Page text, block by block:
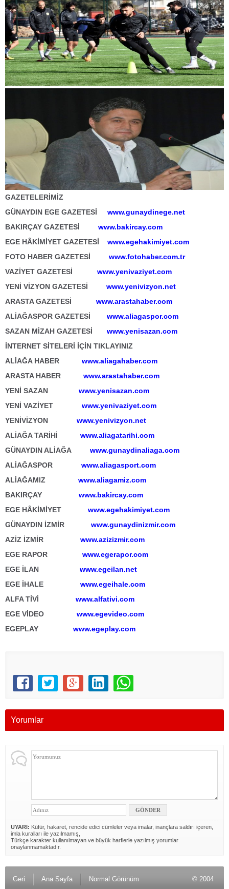
GAZETELERİMİZ
GÜNAYDIN EGE GAZETESİ
www.gunaydinege.net
BAKIRÇAY GAZETESİ www.bakircay.com
EGE HÂKİMİYET GAZETESİ
www.egehakimiyet.com
FOTO HABER GAZETESİ
www.fotohaber.com.tr
VAZİYET GAZETESİ www.yenivaziyet.com
YENİ VİZYON GAZETESİ
www.yenivizyon.net
ARASTA GAZETESİ www.arastahaber.com
ALİAĞASPOR GAZETESİ
www.aliagaspor.com
SAZAN MİZAH GAZETESİ
www.yenisazan.com
İNTERNET SİTELERİ İÇİN TIKLAYINIZ
ALİAĞA HABER www.aliagahaber.com
ARASTA HABER www.arastahaber.com
YENİ SAZAN www.yenisazan.com
YENİ VAZİYET www.yenivaziyet.com
YENİVİZYON www.yenivizyon.net
ALİAĞA TARİHİ www.aliagatarihi.com
GÜNAYDIN ALİAĞA
www.gunaydinaliaga.com
ALİAĞASPOR www.aliagasport.com
ALİAĞAMIZ www.aliagamiz.com
BAKIRÇAY www.bakircay.com
EGE HÂKİMİYET www.egehakimiyet.com
GÜNAYDIN İZMİR www.gunaydinizmir.com
AZİZ İZMİR www.azizizmir.com
EGE RAPOR www.egerapor.com
EGE İLAN www.egeilan.net
EGE İHALE www.egeihale.com
ALFA TİVİ www.alfativi.com
EGE VİDEO www.egevideo.com
EGEPLAY www.egeplay.com
Yorumlar
UYARI: Küfür, hakaret, rencide edici cümleler veya imalar, inançlara saldırı içeren,
imla kuralları ile yazılmamış,
Türkçe karakter kullanılmayan ve büyük harflerle yazılmış yorumlar
onaylanmamaktadır.
Geri Ana Sayfa Normal Görünüm © 2004